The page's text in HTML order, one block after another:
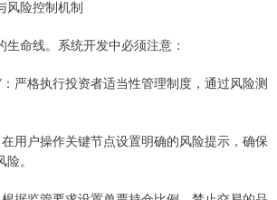
风险控制机制
命线。系统开发中必须注意：
严格执行投资者适当性管理制度，通过风险测
用户操作关键节点设置明确的风险提示，确保
。